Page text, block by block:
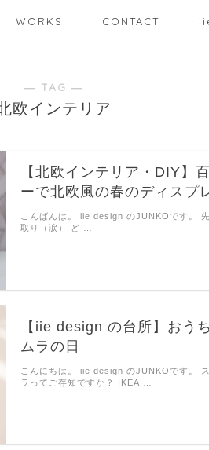
WORKS CONTACT
― TAG ―
欧インテリア
【北欧インテリア・DIY】
ーで北欧風の春のディスプ
こんばんは。 iie design のJUNKOです。
取り（涙） ど …
【iie design の台所】おう
ムラの日
こんにちは。 iie design のJUNKOです。
ラってご存知ですか？ IKEA …